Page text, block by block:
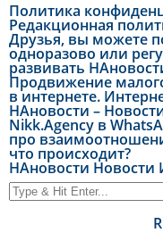
Политика
Редакционная
Друзья, вы можете
одноразово или
развивать
Продвижение
в интернете.
НАновости –
Nikk.Agency в
про
что происходит?
НАновости Новости